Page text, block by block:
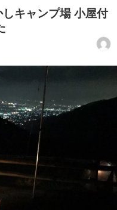
しキャンプ場 小屋付